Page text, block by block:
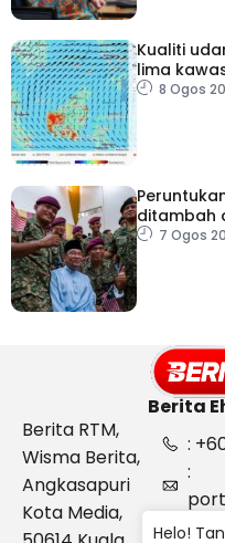
Kualiti
lima
catat IPU
8 Ogos
ditambah
7 Ogos
Berita
Berita RTM,
Wisma Berita,
Angkasapuri
Kota Media,
:
:
:
Helo!